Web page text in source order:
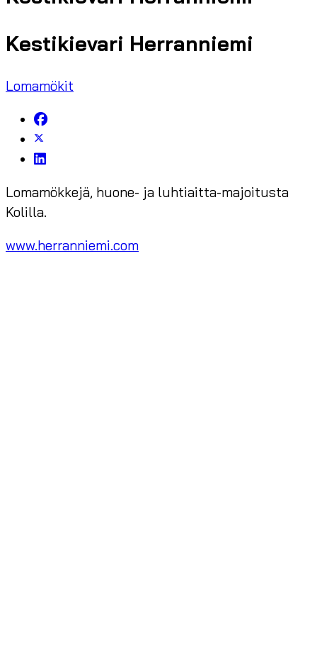
Kestikievari Herranniemi
Lomamökit
Lomamökkejä, huone- ja luhtiaitta-majoitusta
Kolilla.
www.herranniemi.com